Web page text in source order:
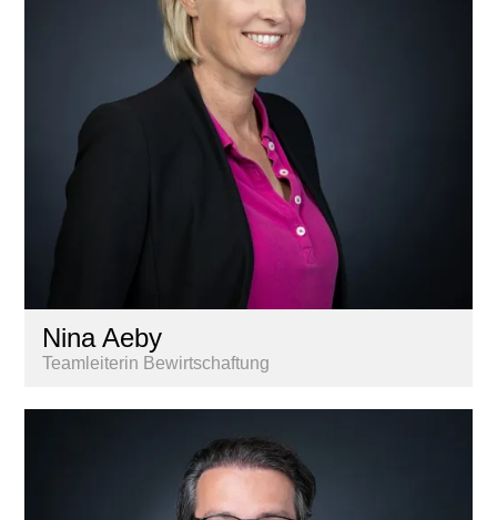
Nina Aeby
Teamleiterin Bewirtschaftung